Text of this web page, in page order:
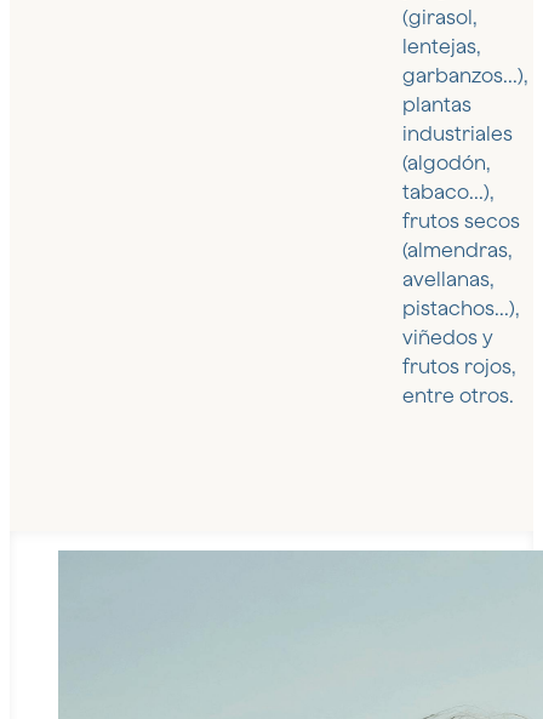
(girasol,
lentejas,
garbanzos...),
plantas
industriales
(algodón,
tabaco...),
frutos secos
(almendras,
avellanas,
pistachos...),
viñedos y
frutos rojos,
entre otros.